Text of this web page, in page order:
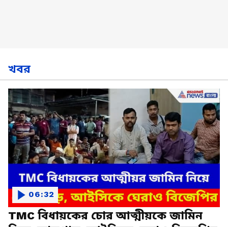
খবর
TMC বিধায়কের চোর আত্মীয়কে জামিন
06:32